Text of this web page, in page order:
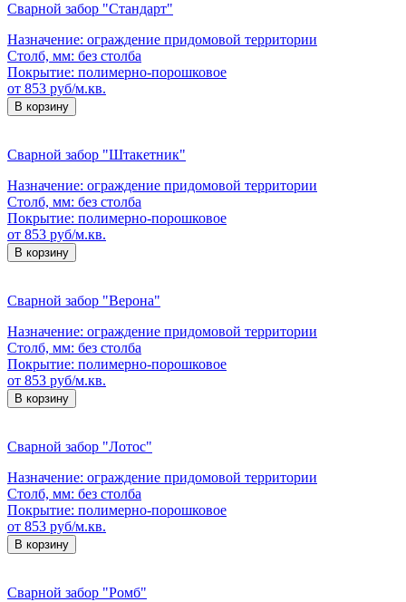
Сварной забор "Стандарт"
Назначение: ограждение придомовой территории
Столб, мм: без столба
Покрытие: полимерно-порошковое
от 853 руб/м.кв.
В корзину
Сварной забор "Штакетник"
Назначение: ограждение придомовой территории
Столб, мм: без столба
Покрытие: полимерно-порошковое
от 853 руб/м.кв.
В корзину
Сварной забор "Верона"
Назначение: ограждение придомовой территории
Столб, мм: без столба
Покрытие: полимерно-порошковое
от 853 руб/м.кв.
В корзину
Сварной забор "Лотос"
Назначение: ограждение придомовой территории
Столб, мм: без столба
Покрытие: полимерно-порошковое
от 853 руб/м.кв.
В корзину
Сварной забор "Ромб"